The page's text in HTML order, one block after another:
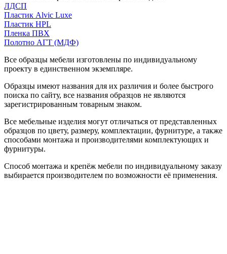
ЛДСП
Пластик Alvic Luxe
Пластик HPL
Пленка ПВХ
Полотно АГТ (МДФ)
Все образцы мебели изготовлены по индивидуальному
проекту в единственном экземпляре.
Образцы имеют названия для их различия и более быстрого
поиска по сайту, все названия образцов не являются
зарегистрированным товарным знаком.
Все мебельные изделия могут отличаться от представленных
образцов по цвету, размеру, комплектации, фурнитуре, а также
способами монтажа и производителями комплектующих и
фурнитуры.
Способ монтажа и крепёж мебели по индивидуальному заказу
выбирается производителем по возможности её применения.